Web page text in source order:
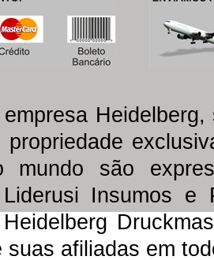
mundo são
Liderusi Insumos
suas afiliadas em